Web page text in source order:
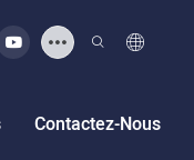
Contactez-Nous